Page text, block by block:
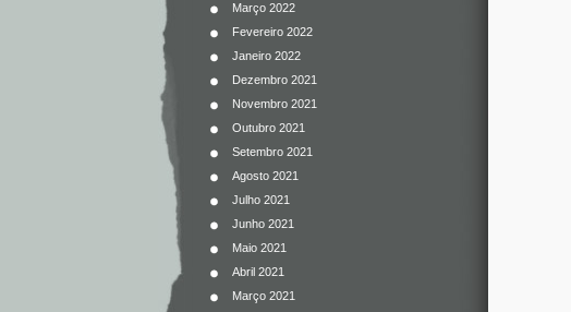
Março 2022
Fevereiro 2022
Janeiro 2022
Dezembro 2021
Novembro 2021
Outubro 2021
Setembro 2021
Agosto 2021
Julho 2021
Junho 2021
Maio 2021
Abril 2021
Março 2021